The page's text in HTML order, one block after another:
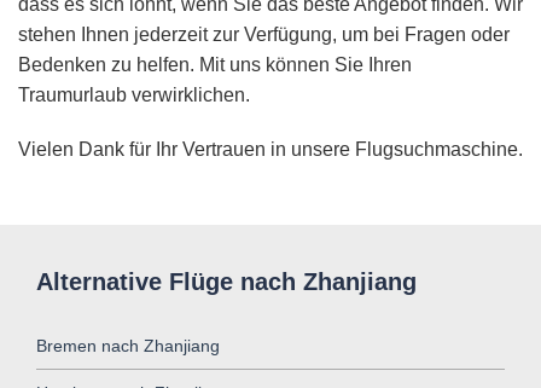
dass es sich lohnt, wenn Sie das beste Angebot finden. Wir
stehen Ihnen jederzeit zur Verfügung, um bei Fragen oder
Bedenken zu helfen. Mit uns können Sie Ihren
Traumurlaub verwirklichen.
Vielen Dank für Ihr Vertrauen in unsere Flugsuchmaschine.
Alternative Flüge nach Zhanjiang
Bremen nach Zhanjiang